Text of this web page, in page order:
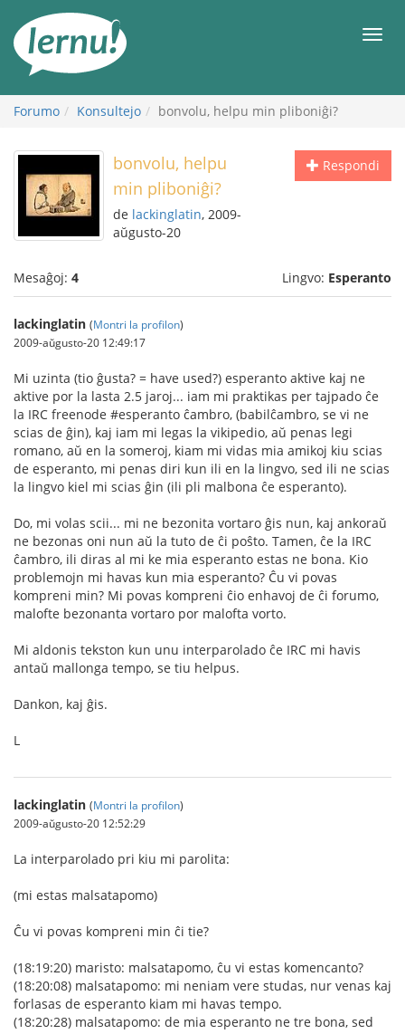
enhavo
Forumo Konsultejo bonvolu, helpu min pliboniĝi?
Respondi
bonvolu, helpu
min pliboniĝi?
de lackinglatin, 2009-
aŭgusto-20
Mesaĝoj: 4 Lingvo: Esperanto
lackinglatin (Montri la profilon)
2009-aŭgusto-20 12:49:17
Mi uzinta (tio ĝusta? = have used?) esperanto aktive kaj ne
aktive por la lasta 2.5 jaroj... iam mi praktikas per tajpado ĉe
la IRC freenode #esperanto ĉambro, (babilĉambro, se vi ne
scias de ĝin), kaj iam mi legas la vikipedio, aŭ penas legi
romano, aŭ en la someroj, kiam mi vidas mia amikoj kiu scias
de esperanto, mi penas diri kun ili en la lingvo, sed ili ne scias
la lingvo kiel mi scias ĝin (ili pli malbona ĉe esperanto).
Do, mi volas scii... mi ne bezonita vortaro ĝis nun, kaj ankoraŭ
ne bezonas oni nun aŭ la tuto de ĉi poŝto. Tamen, ĉe la IRC
ĉambro, ili diras al mi ke mia esperanto estas ne bona. Kio
problemojn mi havas kun mia esperanto? Ĉu vi povas
kompreni min? Mi povas kompreni ĉio enhavoj de ĉi forumo,
malofte bezonanta vortaro por malofta vorto.
Mi aldonis tekston kun unu interparolado ĉe IRC mi havis
antaŭ mallonga tempo, se tiu helpus.
Dankon, kaj ĝis.
L
lackinglatin (Montri la profilon)
2009-aŭgusto-20 12:52:29
La interparolado pri kiu mi parolita:
(mi estas malsatapomo)
Ĉu vi povas kompreni min ĉi tie?
(18:19:20) maristo: malsatapomo, ĉu vi estas komencanto?
(18:20:08) malsatapomo: mi neniam vere studas, nur venas kaj
forlasas de esperanto kiam mi havas tempo.
(18:20:28) malsatapomo: de mia esperanto ne tre bona, sed